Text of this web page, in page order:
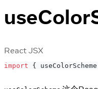
React JSX
import { useColorScheme